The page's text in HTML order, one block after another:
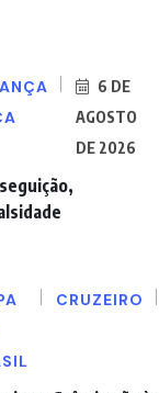
6 DE
AGOSTO
DE 2026
CRUZEIRO